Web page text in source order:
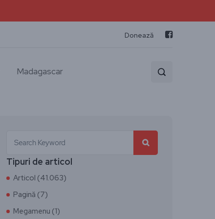
Donează
Madagascar
Tipuri de articol
Articol (41.063)
Pagină (7)
Megamenu (1)